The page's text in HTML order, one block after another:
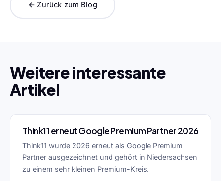
← Zurück zum Blog
Weitere interessante
Artikel
Think11 erneut Google Premium Partner 2026
Think11 wurde 2026 erneut als Google Premium
Partner ausgezeichnet und gehört in Niedersachsen
zu einem sehr kleinen Premium-Kreis.